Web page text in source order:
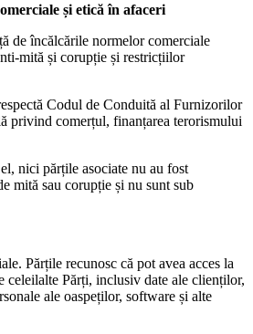
și etică în afaceri
de încălcările normelor comerciale
mită și corupție și restricțiilor
Codul de Conduită al Furnizorilor
privind comerțul, finanțarea terorismului
nici părțile asociate nu au fost
mită sau corupție și nu sunt sub
Părțile recunosc că pot avea acces la
celeilalte Părți, inclusiv date ale clienților,
ale oaspeților, software și alte